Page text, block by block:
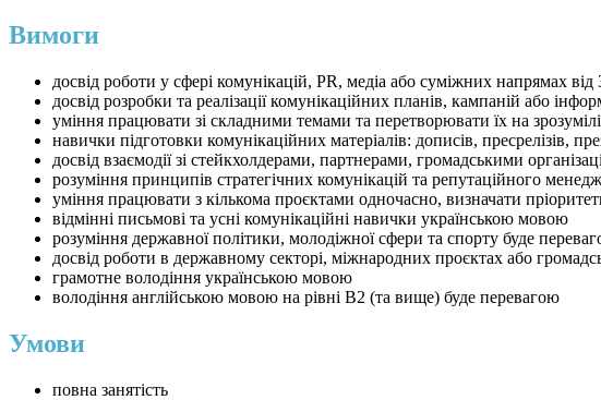
Вимоги
досвід роботи у сфері комунікацій, PR, медіа або суміжних напрямах від
досвід розробки та реалізації комунікаційних планів, кампаній або
уміння працювати зі складними темами та перетворювати їх на
навички підготовки комунікаційних матеріалів: дописів, пресрелізів,
досвід взаємодії зі стейкхолдерами, партнерами, громадськими
розуміння принципів стратегічних комунікацій та репутаційного
уміння працювати з кількома проєктами одночасно, визначати
відмінні письмові та усні комунікаційні навички українською мовою
розуміння державної політики, молодіжної сфери та спорту буде
досвід роботи в державному секторі, міжнародних проєктах або
грамотне володіння українською мовою
володіння англійською мовою на рівні B2 (та вище) буде перевагою
Умови
повна занятість